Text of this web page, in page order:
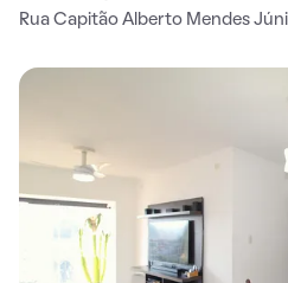
Rua Capitão Alberto Mendes